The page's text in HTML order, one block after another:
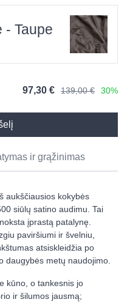
- Taupe
97,30 € 139,00 € 30%
ir grąžinimas
aukščiausios kokybės
siūlų satino audimu. Tai
įprastą patalynę.
paviršiumi ir švelniu,
atsiskleidžia po
daugybės metų naudojimo.
kūno, o tankesnis jo
ir šilumos jausmą;